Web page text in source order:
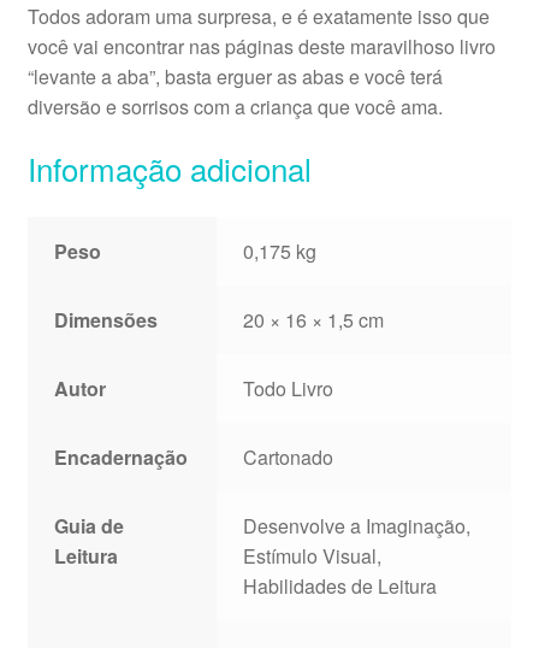
Todos adoram uma surpresa, e é exatamente isso que
você vai encontrar nas páginas deste maravilhoso livro
“levante a aba”, basta erguer as abas e você terá
diversão e sorrisos com a criança que você ama.
Informação adicional
Peso 0,175 kg
Dimensões 20 × 16 × 1,5 cm
Autor Todo Livro
Encadernação Cartonado
Guia de
Leitura
Desenvolve a Imaginação,
Estímulo Visual,
Habilidades de Leitura